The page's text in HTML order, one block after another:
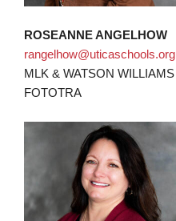
ROSEANNE ANGELHOW
rangelhow@uticaschools.org
MLK & WATSON WILLIAMS
FOTOTRA